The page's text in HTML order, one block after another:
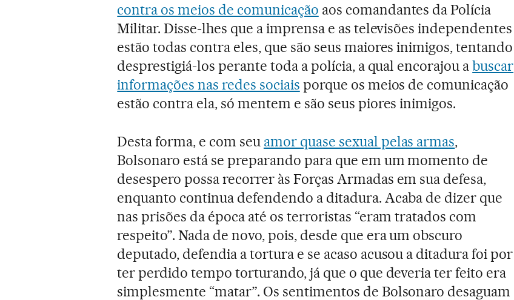
contra os meios de comunicação aos comandantes da Polícia
Militar. Disse-lhes que a imprensa e as televisões independentes
estão todas contra eles, que são seus maiores inimigos, tentando
desprestigiá-los perante toda a polícia, a qual encorajou abuscar
informações nas redes sociais porque os meios de comunicação
estão contra ela, só mentem e são seus piores inimigos.
Desta forma, e com seu amor quase sexual pelas armas,
Bolsonaro está se preparando para que em um momento de
desespero possa recorrer às Forças Armadas em sua defesa,
enquanto continua defendendo a ditadura. Acaba de dizer que
nas prisões da época até os terroristas “eram tratados com
respeito”. Nada de novo, pois, desde que era um obscuro
deputado, defendia a tortura e se acaso acusou a ditadura foi por
ter perdido tempo torturando, já que o que deveria ter feito era
simplesmente “matar”. Os sentimentos de Bolsonaro desaguam